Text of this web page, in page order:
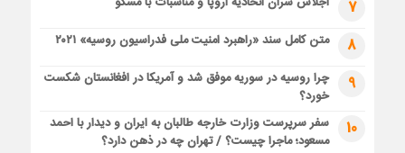
7
8 متن کامل سند «راهبرد امنیت ملی فدراسیون روسیه» ۲۰۲۱
9
چرا روسیه در سوریه موفق شد و آمریکا در افغانستان شکست
خورد؟
10
سفر سرپرست وزارت خارجه طالبان به ایران و دیدار با احمد
مسعود؛ ماجرا چیست؟ / تهران چه در ذهن دارد؟